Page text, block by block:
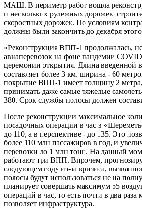
МАШ. В периметр работ вошла
и нескольких рулежных дорожек,
скоростных дорожек. По условиям
должны были закончить до декабря этого
«Реконструкция ВПП-1 продолжалась,
авиаперевозок на фоне пандемии
церемонии открытия. Длина введенной
составляет более 3 км, ширина - 60
покрытие ВПП-1 имеет толщину 2 метра,
принимать даже самые тяжелые
380. Срок службы полосы должен
После реконструкции максимальное
посадочных операций в час в
до 110, а в перспективе - до 135. Это
более 110 млн пассажиров в год, и
перевозки до 1 млн тонн. На данный
работают три ВПП. Впрочем,
следующем году из-за кризиса,
полосы будут использоваться не на
планирует совершать максимум 55
операций в час, то есть почти в два раза
позволяет инфраструктура.